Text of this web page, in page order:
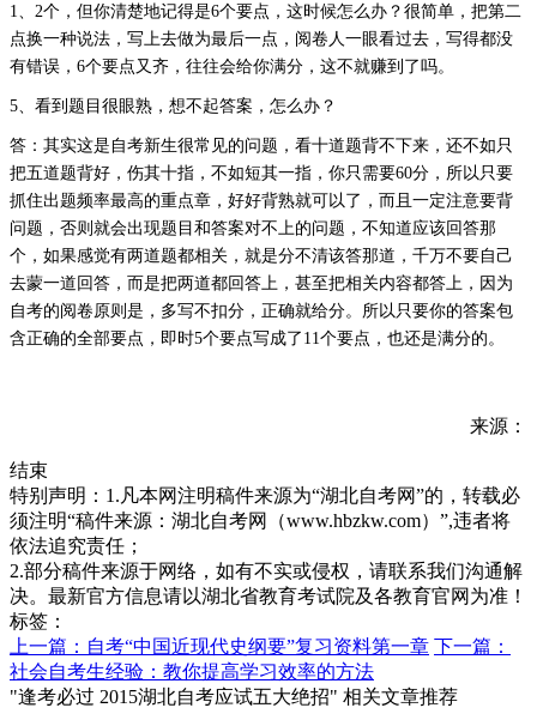
1、2个，但你清楚地记得是6个要点，这时候怎么办？很简单，把第二
点换一种说法，写上去做为最后一点，阅卷人一眼看过去，写得都没
有错误，6个要点又齐，往往会给你满分，这不就赚到了吗。
5、看到题目很眼熟，想不起答案，怎么办 ？
答： 其实这是自考新生很常见的问题，看十道题背不下来，还不如只
把五道题背好，伤其十指，不如短其一指，你只需要60分，所以只要
抓住出题频率最高的重点章，好好背熟就可以了，而且一定注意要背
问题，否则就会出现题目和答案对不上的问题，不知道应该回答那
个，如果感觉有两道题都相关，就是分不清该答那道，千万不要自己
去蒙一道回答，而是把两道都回答上，甚至把相关内容都答上，因为
自考的阅卷原则是，多写不扣分，正确就给分。所以只要你的答案包
含正确的全部要点，即时5个要点写成了11个要点，也还是满分的。
来源：
结束
特别声明：1.凡本网注明稿件来源为“湖北自考网”的，转载必
须注明“稿件来源：湖北自考网（www.hbzkw.com）”,违者将
依法追究责任；
2.部分稿件来源于网络，如有不实或侵权，请联系我们沟通解
决。最新官方信息请以湖北省教育考试院及各教育官网为准！
标签：
上一篇：自考“中国近现代史纲要”复习资料第一章 下一篇：
社会自考生经验：教你提高学习效率的方法
"逢考必过 2015湖北自考应试五大绝招" 相关文章推荐